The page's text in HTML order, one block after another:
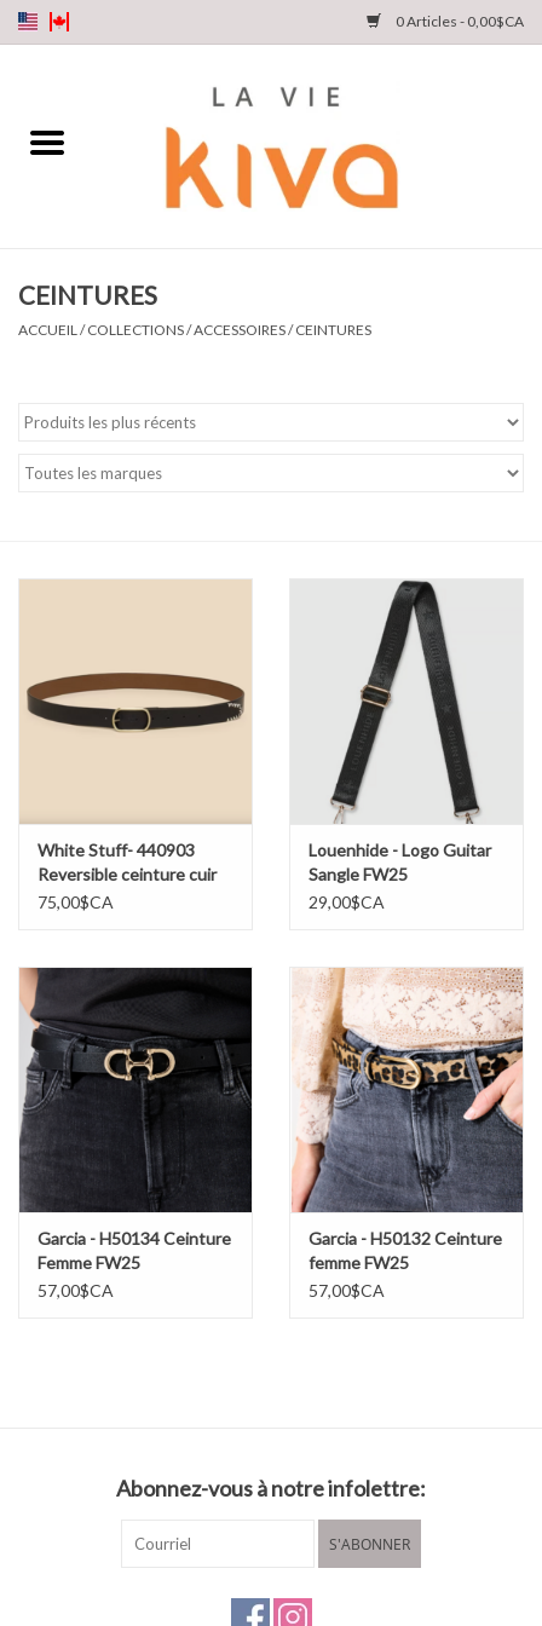
0 Articles - 0,00$CA
MAGASINEZ
CEINTURES
ACCUEIL /COLLECTIONS/ACCESSOIRES/CEINTURES
White Stuff- 440903
Reversible ceinture cuir
SS26
75,00$CA
Louenhide - Logo Guitar
Sangle FW25
29,00$CA
Garcia - H50134 Ceinture
Femme FW25
57,00$CA
Garcia - H50132 Ceinture
femme FW25
57,00$CA
Abonnez-vous à notre infolettre:
S'ABONNER